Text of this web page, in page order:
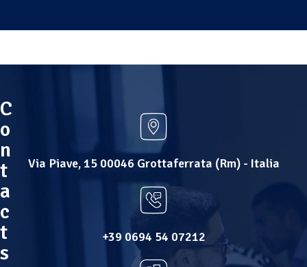
C
o
n
t
a
c
t
s
Via Piave, 15 00046 Grottaferrata (Rm) - Italia
+39 0694 54 07212